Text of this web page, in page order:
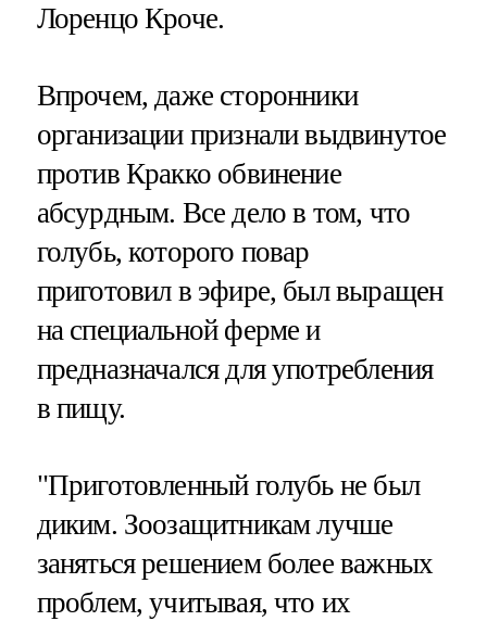
Лоренцо Кроче.
Впрочем, даже сторонники
организации признали выдвинутое
против Кракко обвинение
абсурдным. Все дело в том, что
голубь, которого повар
приготовил в эфире, был выращен
на специальной ферме и
предназначался для употребления
в пищу.
"Приготовленный голубь не был
диким. Зоозащитникам лучше
заняться решением более важных
проблем, учитывая, что их